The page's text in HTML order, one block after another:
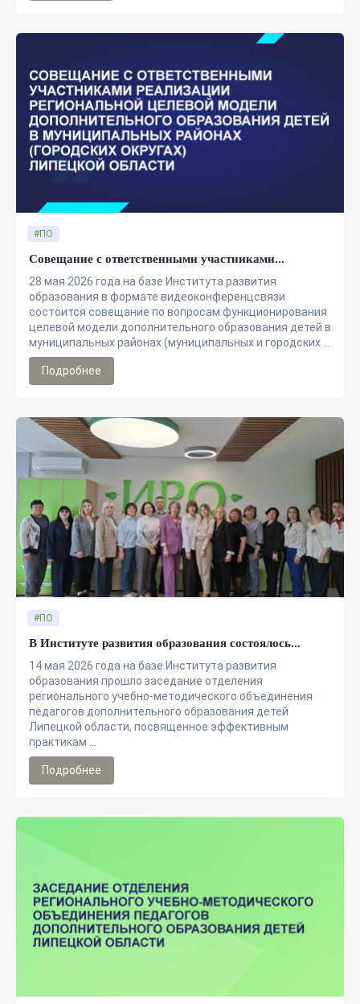
Совещание с ответственными участниками...
28 мая 2026 года на базе Института развития
образования в формате видеоконференцсвязи
состоится совещание по вопросам функционирования
целевой модели дополнительного образования детей в
муниципальных районах (муниципальных и городских ...
#ПО
Подробнее
В Институте развития образования состоялось...
14 мая 2026 года на базе Института развития
образования прошло заседание отделения
регионального учебно-методического объединения
педагогов дополнительного образования детей
Липецкой области, посвященное эффективным
практикам ...
#ПО
Подробнее